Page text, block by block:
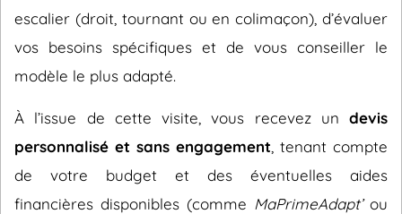
escalier (droit, tournant ou en colimaçon), d’évaluer
vos besoins spécifiques et de vous conseiller le
modèle le plus adapté.
À l’issue de cette visite, vous recevez un devis
personnalisé et sans engagement , tenant compte
de votre budget et des éventuelles aides
financières disponibles (comme MaPrimeAdapt’ou